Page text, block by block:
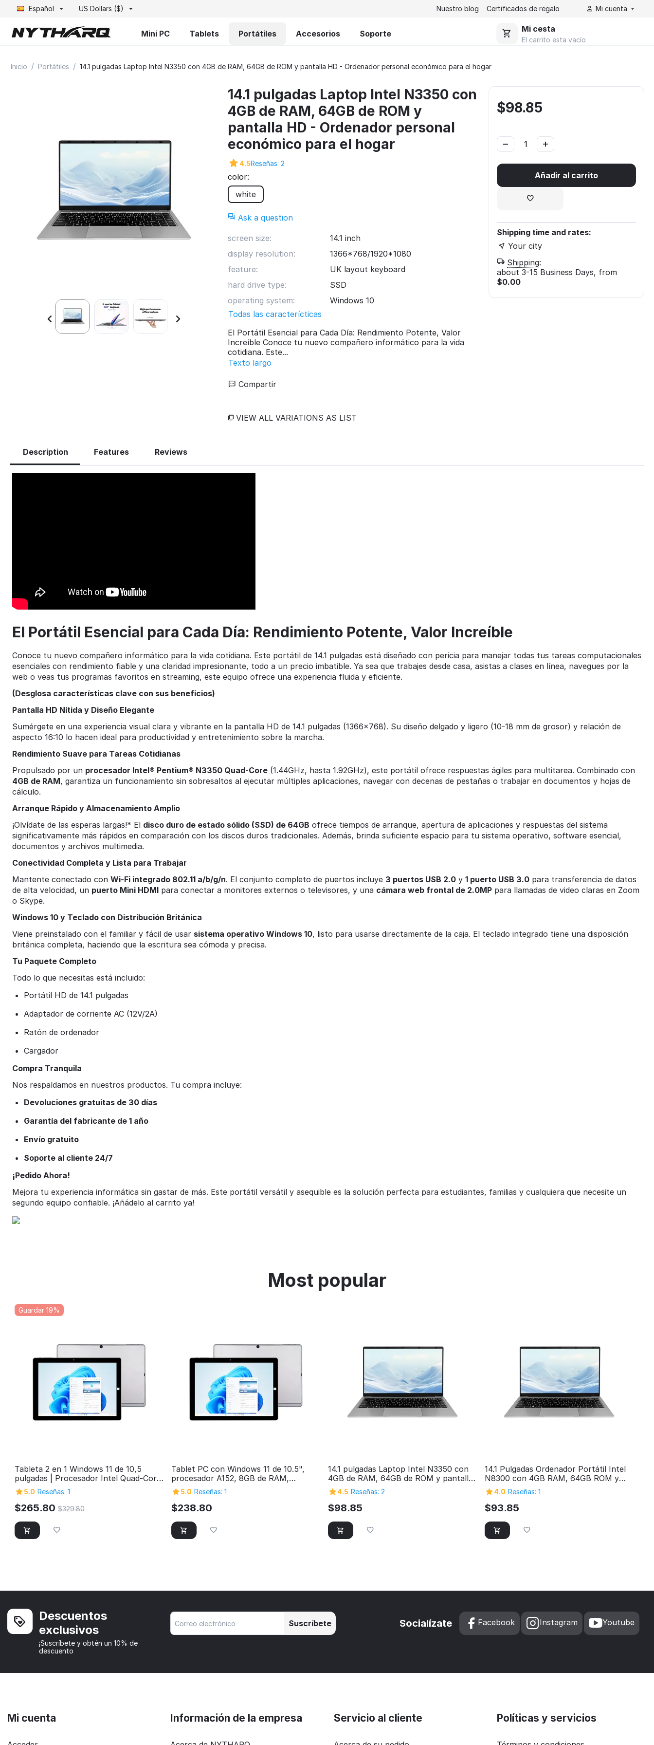
Español US Dollars ($) Nuestro blog Certificados de regalo​ Mi cuenta
Mini PC Tablets Portátiles Accesorios Soporte
Mi cesta
El carrito esta vacío
Inicio / Portátiles / 14.1 pulgadas Laptop Intel N3350 con 4GB de RAM, 64GB de ROM y pantalla HD - Ordenador personal económico para el hogar
14.1 pulgadas Laptop Intel N3350 con
4GB de RAM, 64GB de ROM y
pantalla HD - Ordenador personal
económico para el hogar
4.5Reseñas: 2
color:
white
Ask a question
screen size:
14.1 inch
display resolution:
1366*768/1920*1080
feature:
UK layout keyboard
hard drive type:
SSD
operating system:
Windows 10
Todas las caracterícticas
El Portátil Esencial para Cada Día: Rendimiento Potente, Valor
Increíble Conoce tu nuevo compañero informático para la vida
cotidiana. Este...
Texto largo
$98.85
+
−
Añadir al carrito
Shipping time and rates:
Your city
Shipping:
about 3-15 Business Days, from
$0.00
Compartir
VIEW ALL VARIATIONS AS LIST
Description Features Reviews
El Portátil Esencial para Cada Día: Rendimiento Potente, Valor Increíble
Conoce tu nuevo compañero informático para la vida cotidiana. Este portátil de 14.1 pulgadas está diseñado con pericia para manejar todas tus tareas computacionales
esenciales con rendimiento fiable y una claridad impresionante, todo a un precio imbatible. Ya sea que trabajes desde casa, asistas a clases en línea, navegues por la
web o veas tus programas favoritos en streaming, este equipo ofrece una experiencia fluida y eficiente.
(Desglosa características clave con sus beneficios)
Pantalla HD Nítida y Diseño Elegante
Sumérgete en una experiencia visual clara y vibrante en la pantalla HD de 14.1 pulgadas (1366x768). Su diseño delgado y ligero (10-18 mm de grosor) y relación de
aspecto 16:10 lo hacen ideal para productividad y entretenimiento sobre la marcha.
Rendimiento Suave para Tareas Cotidianas
Propulsado por un procesador Intel® Pentium® N3350 Quad-Core (1.44GHz, hasta 1.92GHz), este portátil ofrece respuestas ágiles para multitarea. Combinado con
4GB de RAM, garantiza un funcionamiento sin sobresaltos al ejecutar múltiples aplicaciones, navegar con decenas de pestañas o trabajar en documentos y hojas de
cálculo.
Arranque Rápido y Almacenamiento Amplio
¡Olvídate de las esperas largas!* El disco duro de estado sólido (SSD) de 64GB ofrece tiempos de arranque, apertura de aplicaciones y respuestas del sistema
significativamente más rápidos en comparación con los discos duros tradicionales. Además, brinda suficiente espacio para tu sistema operativo, software esencial,
documentos y archivos multimedia.
Conectividad Completa y Lista para Trabajar
Mantente conectado con Wi-Fi integrado 802.11 a/b/g/n. El conjunto completo de puertos incluye 3 puertos USB 2.0 y 1 puerto USB 3.0 para transferencia de datos
de alta velocidad, un puerto Mini HDMI para conectar a monitores externos o televisores, y una cámara web frontal de 2.0MP para llamadas de video claras en Zoom
o Skype.
Windows 10 y Teclado con Distribución Británica
Viene preinstalado con el familiar y fácil de usar sistema operativo Windows 10, listo para usarse directamente de la caja. El teclado integrado tiene una disposición
británica completa, haciendo que la escritura sea cómoda y precisa.
Tu Paquete Completo
Todo lo que necesitas está incluido:
Portátil HD de 14.1 pulgadas
Adaptador de corriente AC (12V/2A)
Ratón de ordenador
Cargador
Compra Tranquila
Nos respaldamos en nuestros productos. Tu compra incluye:
Devoluciones gratuitas de 30 días
Garantía del fabricante de 1 año
Envío gratuito
Soporte al cliente 24/7
¡Pedido Ahora!
Mejora tu experiencia informática sin gastar de más. Este portátil versátil y asequible es la solución perfecta para estudiantes, familias y cualquiera que necesite un
segundo equipo confiable. ¡Añádelo al carrito ya!
Most popular
Guardar 19%
Tableta 2 en 1 Windows 11 de 10,5
pulgadas | Procesador Intel Quad-Core,
12 GB de RAM, 1 TB de
almacenamiento
5.0 Reseñas: 1
$265.80 $329.80
Tablet PC con Windows 11 de 10.5",
procesador A152, 8GB de RAM,
almacenamiento de 256GB, pantalla
FHD, procesador Intel Quad-Core 2 en
1, puerto SuperSpeed USB 3.0, salida
Micro HDMI, cámaras de 5MP y 2MP, y
conexión Bluetooth
5.0 Reseñas: 1
$238.80
14.1 pulgadas Laptop Intel N3350 con
4GB de RAM, 64GB de ROM y pantalla
HD - Ordenador personal económico
para el hogar
4.5 Reseñas: 2
$98.85
14.1 Pulgadas Ordenador Portátil Intel
N8300 con 4GB RAM, 64GB ROM y
Pantalla HD - Ordenador Personal para
Hogar Económico
4.0 Reseñas: 1
$93.85
Descuentos
exclusivos
¡Suscríbete y obtén un 10% de
descuento
Suscríbete Socialízate Facebook Instagram Youtube
Mi cuenta Información de la empresa Servicio al cliente Políticas y servicios